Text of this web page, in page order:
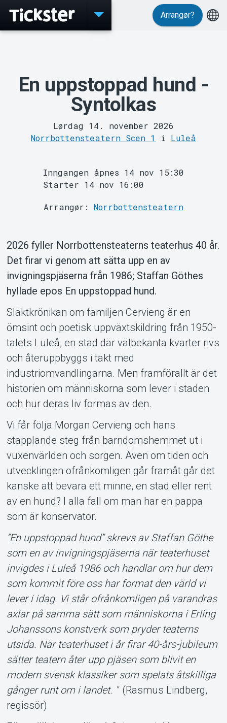
MyTickster
Support
Om Tickster
Arrangør?
En uppstoppad hund -
Syntolkas
Lørdag 14. november 2026
Norrbottensteatern Scen 1
i Luleå
Inngangen åpnes 14 nov 15:30
Starter 14 nov 16:00
Arrangør: Norrbottensteatern
2026 fyller Norrbottensteaterns teaterhus 40 år.
Det firar vi genom att sätta upp en av
invigningspjäserna från 1986; Staffan Göthes
hyllade epos En uppstoppad hund.
Släktkrönikan om familjen Cervieng är en
ömsint och poetisk uppväxtskildring från 1950-
talets Luleå, en stad där välbekanta kvarter rivs
och återuppbyggs i takt med
industriomvandlingarna. Men framförallt är det
historien om människorna som lever i staden
och hur deras liv formas av den.
Vi får följa Morgan Cervieng och hans
stapplande steg från barndomshemmet ut i
vuxenvärlden och sorgen. Även om tiden och
utvecklingen ofrånkomligen går framåt går det
kanske att bevara ett minne, en stad eller rent
av en hund? I alla fall om man har en pappa
som är konservator.
”En uppstoppad hund” skrevs av Staffan Göthe
som en av invigningspjäserna när teaterhuset
invigdes i Luleå 1986 och handlar om hur dem
som kommit före oss har format den värld vi
lever i idag. Vi står ofrånkomligen på varandras
axlar på samma sätt som människorna i Erling
Johanssons konstverk som pryder teaterns
utsida. När teaterhuset i år firar 40-års-jubileum
sätter teatern åter upp pjäsen som blivit en
modern svensk klassiker som spelats åtskilliga
gånger runt om i landet. "(Rasmus Lindberg,
regissör)